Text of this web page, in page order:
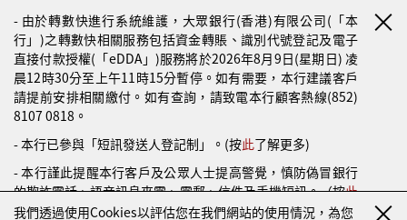
- 由於轉數快進行系統維護，大眾銀行(香港)有限公司(「本
行」)之轉數快相關服務包括資金轉賬、識別代號登記及電子
直接付款授權(「eDDA」)服務將於2026年8月9日(星期日) 凌
晨12時30分至上午11時15分暫停。如有需要，本行建議客戶
請提前安排相關繳付。如有查詢，請致電本行顧客熱線(852)
8107 0818。
- 本行已參與「短訊發送人登記制」。(按此了解更多)
- 本行謹此提醒本行客戶及公眾人士提高警覺，慎防偽冒銀行
的欺詐電話、語音訊息來電、電郵、信件及手機短訊。（按此
了解更多）
我們透過使用Cookies以評估您在我們網站的使用情況，為您